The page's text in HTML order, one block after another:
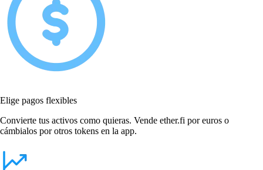
Elige pagos flexibles
Convierte tus activos como quieras. Vende ether.fi por euros o
cámbialos por otros tokens en la app.